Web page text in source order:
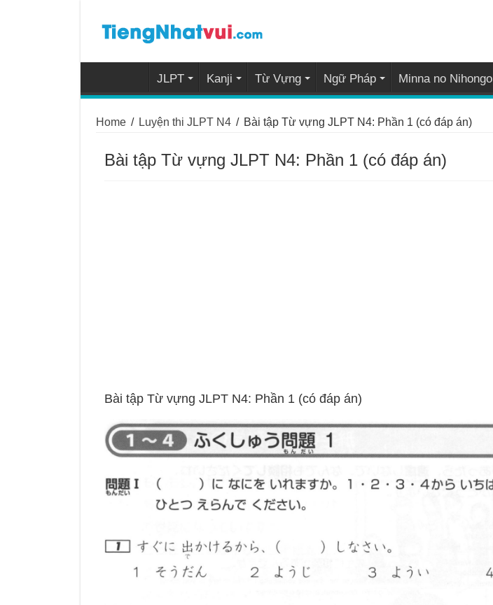
JLPT Kanji Từ Vựng Ngữ Pháp Minna no Nihongo
Home / Luyện thi JLPT N4 / Bài tập Từ vựng JLPT N4: Phần 1 (có đáp án)
Bài tập Từ vựng JLPT N4: Phần 1 (có đáp án)
Bài tập Từ vựng JLPT N4: Phần 1 (có đáp án)